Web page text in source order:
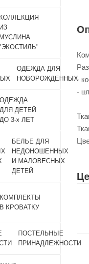
-
-
КОЛЛЕКЦИЯ
ИЗ
МУСЛИНА
ОДЕЖДА ДЛЯ
НОВОРОЖДЕННЫХ
ОДЕЖДА
ДЛЯ ДЕТЕЙ
ДО 3-х ЛЕТ
БЕЛЬЕ ДЛЯ
НЕДОНОШЕННЫХ
И МАЛОВЕСНЫХ
ДЕТЕЙ
КОМПЛЕКТЫ
В КРОВАТКУ
ПОСТЕЛЬНЫЕ
ПРИНАДЛЕЖНОСТИ